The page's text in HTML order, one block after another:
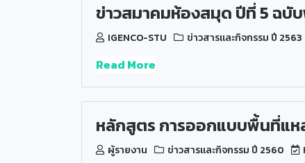
ข่าวสมาคมห้องสมุด ปีที่ 5 ฉบั
IGENCO-STU ข่าวสารและกิจกรรม ปี 2563
Read More
หลักสูตร การออกแบบพื้นที่แห
ผู้รายงาน ข่าวสารและกิจกรรม ปี 2560